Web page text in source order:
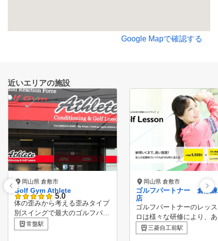
Google Mapで確認する
近いエリアの施設
岡山県 倉敷市
Golf Gym Athlete
5.0
体の歪みから考える歪みタイプ
別スイングで最大のゴルフパフ
ォーマンスを発揮！ 歪みタイ
プ診断からスイングチェック、
常盤駅
岡山県 倉敷市
ゴルフパートナー 倉敷
店
ゴルフパートナーのレッ
ロは様々な研修により、
る方面から生徒様の上達
ートしています！ ビギナ
三菱自工前駅